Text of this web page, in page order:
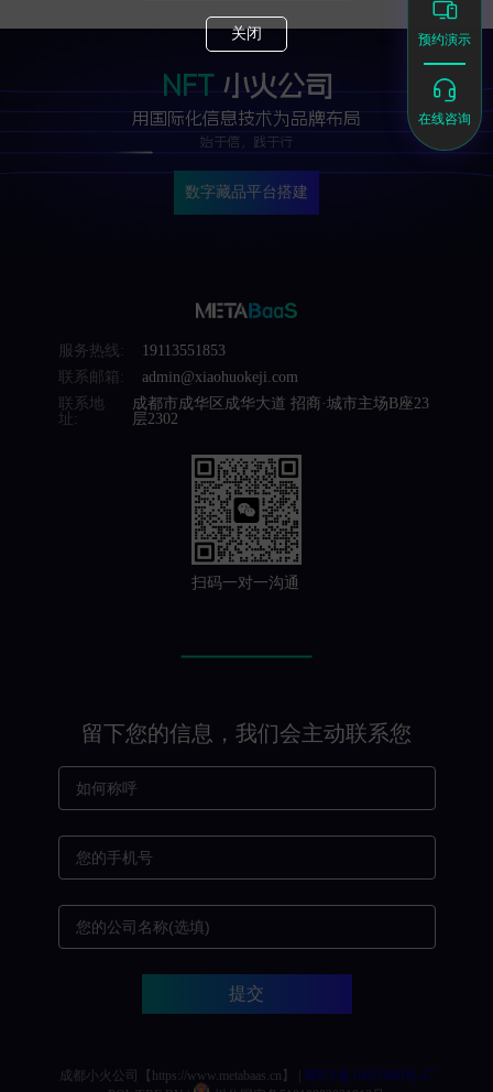
NFT 小火公司
用国际化信息技术为品牌布局
始于信，践于行
数字藏品平台搭建
预约演示
在线咨询
关闭
服务热线:
19113551853
联系邮箱:
admin@xiaohuokeji.com
联系地
址:
成都市成华区成华大道 招商·城市主场B座23
层2302
扫码一对一沟通
留下您的信息，我们会主动联系您
提交
成都小火公司【https://www.metabaas.cn】 |
蜀ICP备14021890号-17